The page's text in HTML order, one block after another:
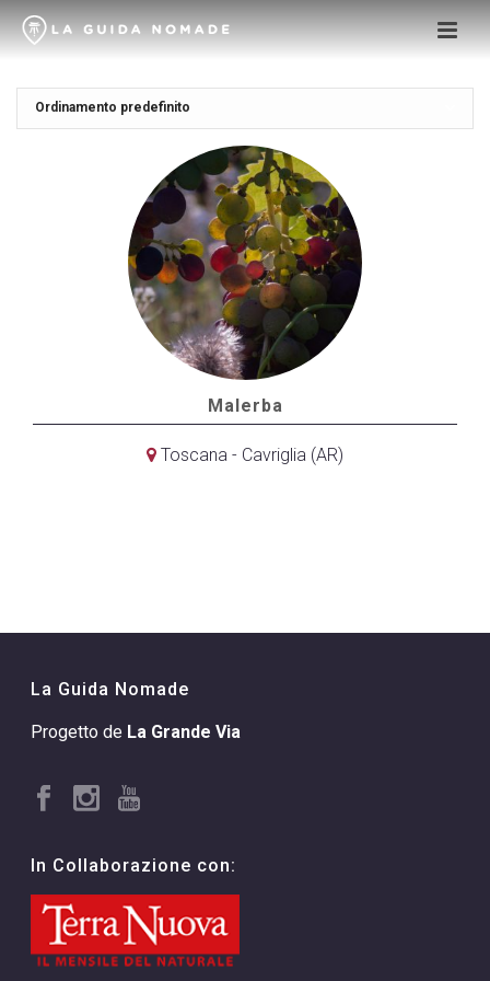
Malerba
Toscana - Cavriglia (AR)
La Guida Nomade
Progetto de La Grande Via
In Collaborazione con: